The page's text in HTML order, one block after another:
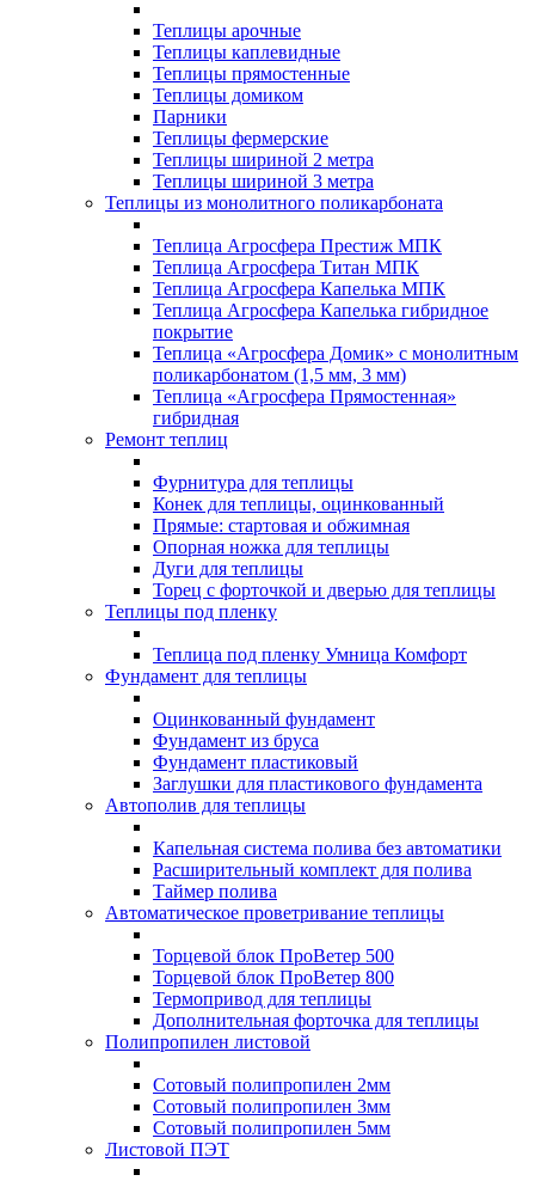
Теплицы арочные
Теплицы каплевидные
Теплицы прямостенные
Теплицы домиком
Парники
Теплицы фермерские
Теплицы шириной 2 метра
Теплицы шириной 3 метра
Теплицы из монолитного поликарбоната
Теплица Агросфера Престиж МПК
Теплица Агросфера Титан МПК
Теплица Агросфера Капелька МПК
Теплица Агросфера Капелька гибридное
покрытие
Теплица «Агросфера Домик» с монолитным
поликарбонатом (1,5 мм, 3 мм)
Теплица «Агросфера Прямостенная»
гибридная
Ремонт теплиц
Фурнитура для теплицы
Конек для теплицы, оцинкованный
Прямые: стартовая и обжимная
Опорная ножка для теплицы
Дуги для теплицы
Торец с форточкой и дверью для теплицы
Теплицы под пленку
Теплица под пленку Умница Комфорт
Фундамент для теплицы
Оцинкованный фундамент
Фундамент из бруса
Фундамент пластиковый
Заглушки для пластикового фундамента
Автополив для теплицы
Капельная система полива без автоматики
Расширительный комплект для полива
Таймер полива
Автоматическое проветривание теплицы
Торцевой блок ПроВетер 500
Торцевой блок ПроВетер 800
Термопривод для теплицы
Дополнительная форточка для теплицы
Полипропилен листовой
Сотовый полипропилен 2мм
Сотовый полипропилен 3мм
Сотовый полипропилен 5мм
Листовой ПЭТ